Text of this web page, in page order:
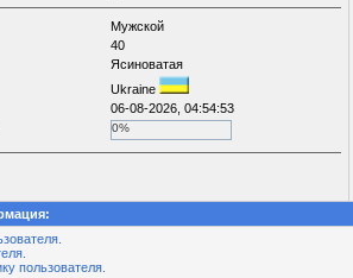
Мужской
40
Ясиноватая
Ukraine
06-08-2026, 04:54:53
0%
пользователя.